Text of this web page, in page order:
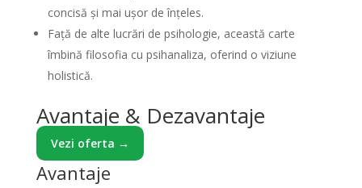
concisă și mai ușor de înțeles.
Față de alte lucrări de psihologie, această carte
îmbină filosofia cu psihanaliza, oferind o viziune
holistică.
Avantaje & Dezavantaje
Vezi oferta →
Avantaje